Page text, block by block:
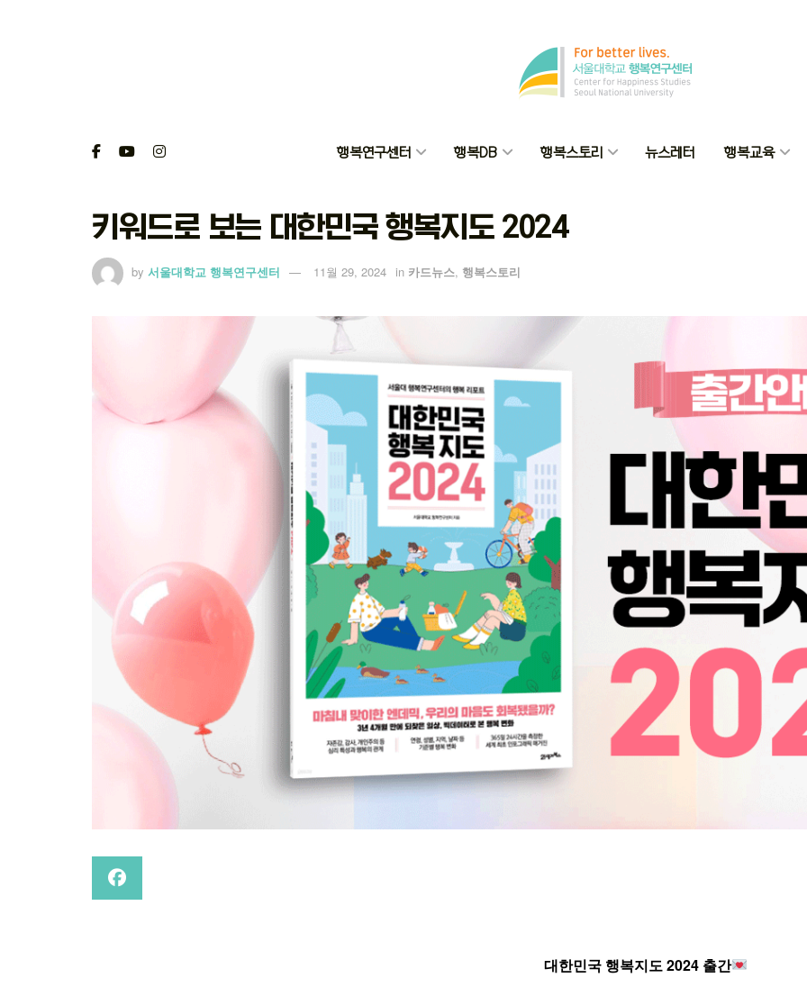
행복연구센터 행복DB 행복스토리 뉴스레터 행복교육
키워드로 보는 대한민국 행복지도 2024
by 서울대학교 행복연구센터 11월 29, 2024 in 카드뉴스, 행복스토리
대한민국 행복지도 2024 출간